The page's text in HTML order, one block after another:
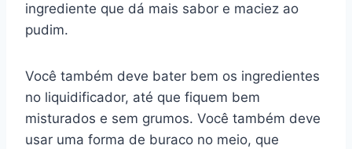
ingrediente que dá mais sabor e maciez ao
pudim.
Você também deve bater bem os ingredientes
no liquidificador, até que fiquem bem
misturados e sem grumos. Você também deve
usar uma forma de buraco no meio, que